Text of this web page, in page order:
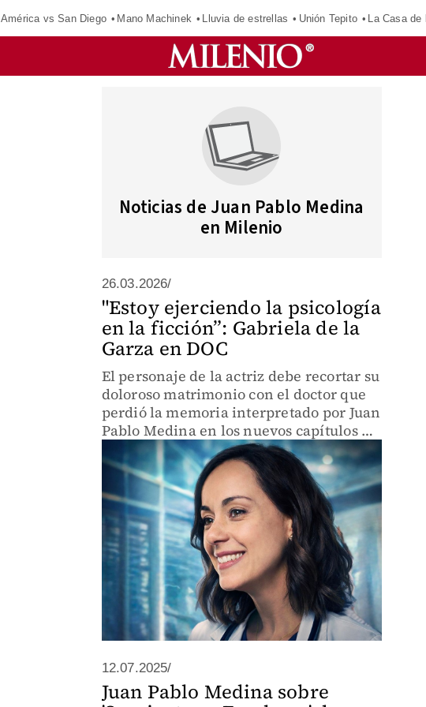
América vs San Diego Mano Machinek Lluvia de estrellas Unión Tepito La Casa de
Noticias de Juan Pablo Medina
en Milenio
26.03.2026/
"Estoy ejerciendo la psicología
en la ficción”: Gabriela de la
Garza en DOC
El personaje de la actriz debe recortar su
doloroso matrimonio con el doctor que
perdió la memoria interpretado por Juan
Pablo Medina en los nuevos capítulos de
la serie de Netflix
12.07.2025/
Juan Pablo Medina sobre